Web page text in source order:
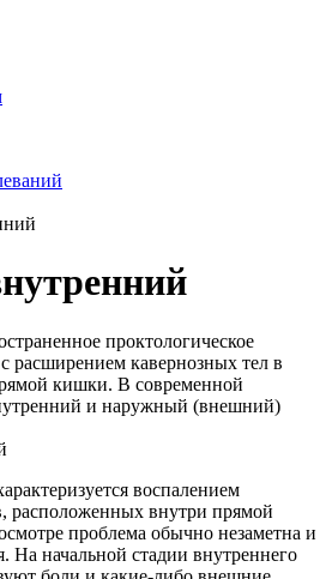
проктологическое
расширением кавернозных тел в
кишки. В современной
и наружный (внешний)
воспалением
расположенных внутри прямой
проблема обычно незаметна и
На начальной стадии внутреннего